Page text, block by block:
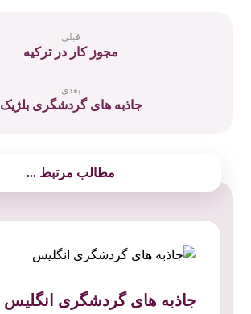
قبلی
مجوز کار در ترکیه
بعدی
جاذبه های گردشگری بلژیک
مطالب مرتبط ...
جاذبه های گردشگری انگلیس